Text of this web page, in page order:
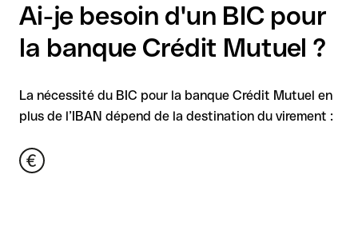
Ai-je besoin d'un BIC pour
la banque Crédit Mutuel ?
La nécessité du BIC pour la banque Crédit Mutuel en
plus de l’IBAN dépend de la destination du virement :